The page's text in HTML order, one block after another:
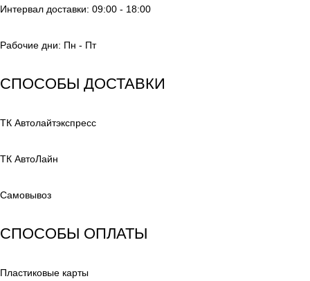
Интервал доставки: 09:00 - 18:00
Рабочие дни: Пн - Пт
СПОСОБЫ ДОСТАВКИ
ТК Автолайтэкспресс
ТК АвтоЛайн
Самовывоз
СПОСОБЫ ОПЛАТЫ
Пластиковые карты